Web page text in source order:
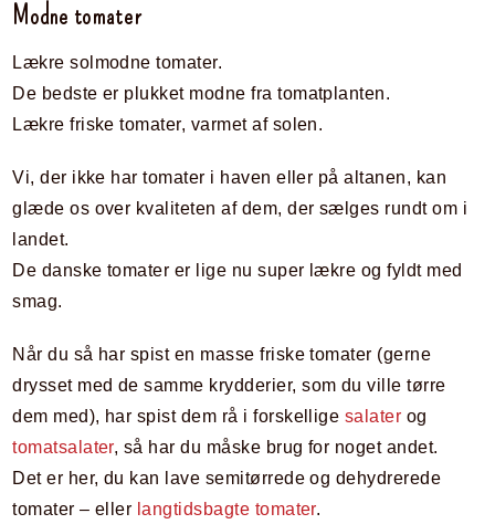
Modne tomater
Lækre solmodne tomater.
De bedste er plukket modne fra tomatplanten.
Lækre friske tomater, varmet af solen.
Vi, der ikke har tomater i haven eller på altanen, kan
glæde os over kvaliteten af dem, der sælges rundt om i
landet.
De danske tomater er lige nu super lækre og fyldt med
smag.
Når du så har spist en masse friske tomater (gerne
drysset med de samme krydderier, som du ville tørre
dem med), har spist dem rå i forskellige salater og
tomatsalater, så har du måske brug for noget andet.
Det er her, du kan lave semitørrede og dehydrerede
tomater – eller langtidsbagte tomater.